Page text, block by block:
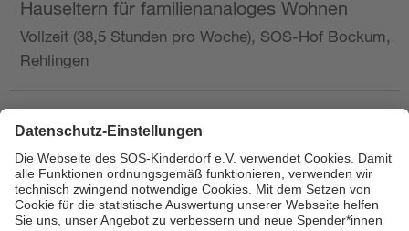
Hauseltern für familienanaloges Wohnen
Vollzeit (38,5 Stunden pro Woche), SOS-Hof Bockum,
Rehlingen
Hauswirtschafterin / Köchin (m/w/d) als
Ausbilderin (m/w/d) im Bereich
Nahrungszubereitung
in Vollzeit (38,5 Std./Wo.), SOS-Kinderdorf